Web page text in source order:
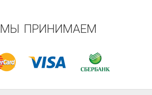
МЫ ПРИНИМАЕМ